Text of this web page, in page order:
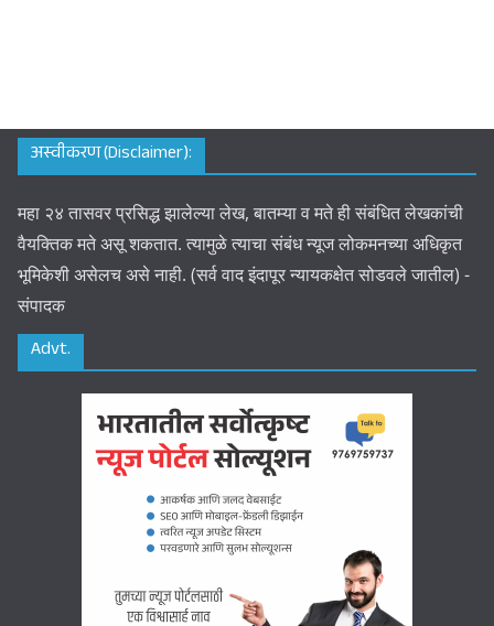
अस्वीकरण (Disclaimer):
महा २४ तासवर प्रसिद्ध झालेल्या लेख, बातम्या व मते ही संबंधित लेखकांची
वैयक्तिक मते असू शकतात. त्यामुळे त्याचा संबंध न्यूज लोकमनच्या अधिकृत
भूमिकेशी असेलच असे नाही. (सर्व वाद इंदापूर न्यायकक्षेत सोडवले जातील) -
संपादक
Advt.